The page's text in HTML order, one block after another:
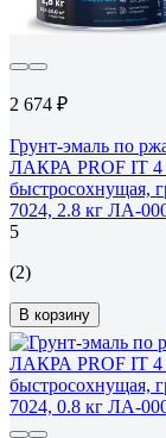
2 674 ₽
Грунт-эмаль по
ЛАКРА PROF IT 4
быстросохнущая,
7024, 2.8 кг ЛА-
5
(2)
В корзину